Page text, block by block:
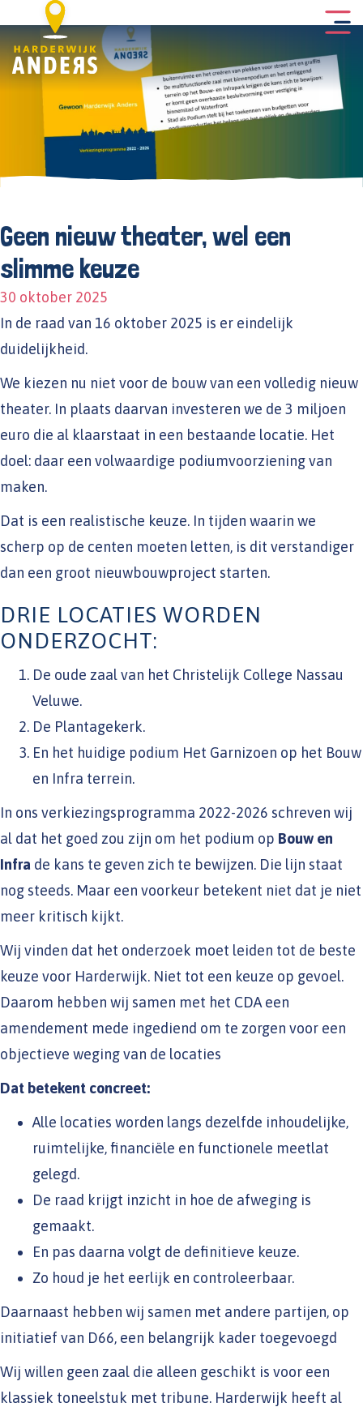
Geen nieuw theater, wel een
slimme keuze
30 oktober 2025
In de raad van 16 oktober 2025 is er eindelijk
duidelijkheid.
We kiezen nu niet voor de bouw van een volledig nieuw
theater. In plaats daarvan investeren we de 3 miljoen
euro die al klaarstaat in een bestaande locatie. Het
doel: daar een volwaardige podiumvoorziening van
maken.
Dat is een realistische keuze. In tijden waarin we
scherp op de centen moeten letten, is dit verstandiger
dan een groot nieuwbouwproject starten.
DRIE LOCATIES WORDEN
ONDERZOCHT:
De oude zaal van het Christelijk College Nassau
Veluwe.
De Plantagekerk.
En het huidige podium Het Garnizoen op het Bouw
en Infra terrein.
In ons verkiezingsprogramma 2022-2026 schreven wij
al dat het goed zou zijn om het podium op Bouw en
Infra de kans te geven zich te bewijzen. Die lijn staat
nog steeds. Maar een voorkeur betekent niet dat je niet
meer kritisch kijkt.
Wij vinden dat het onderzoek moet leiden tot de beste
keuze voor Harderwijk. Niet tot een keuze op gevoel.
Daarom hebben wij samen met het CDA een
amendement mede ingediend om te zorgen voor een
objectieve weging van de locaties
Dat betekent concreet:
Alle locaties worden langs dezelfde inhoudelijke,
ruimtelijke, financiële en functionele meetlat
gelegd.
De raad krijgt inzicht in hoe de afweging is
gemaakt.
En pas daarna volgt de definitieve keuze.
Zo houd je het eerlijk en controleerbaar.
Daarnaast hebben wij samen met andere partijen, op
initiatief van D66, een belangrijk kader toegevoegd
Wij willen geen zaal die alleen geschikt is voor een
klassiek toneelstuk met tribune. Harderwijk heeft al